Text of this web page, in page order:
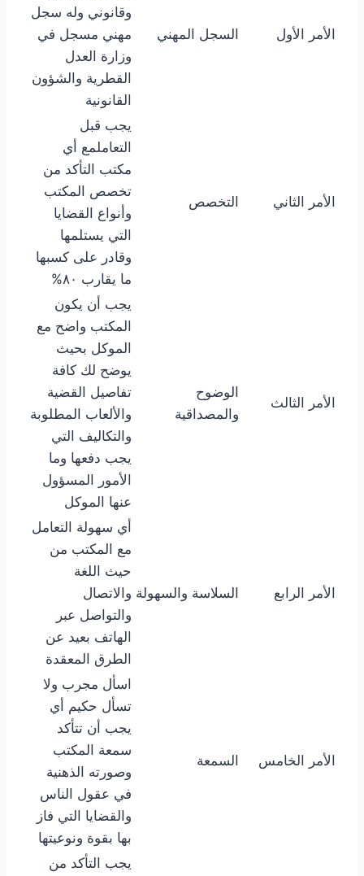
الأمر الأول السجل المهني
وقانوني وله سجل
مهني مسجل في
وزارة العدل
القطرية والشؤون
القانونية
الأمر الثاني التخصص
يجب قبل
التعاملمع أي
مكتب التأكد من
تخصص المكتب
وأنواع القضايا
التي يستلمها
وقادر على كسبها
ما يقارب ٨٠%
الأمر الثالث
الوضوح
والمصداقية
يجب أن يكون
المكتب واضح مع
الموكل بحيث
يوضح لك كافة
تفاصيل القضية
والألعاب المطلوبة
والتكاليف التي
يجب دفعها وما
الأمور المسؤول
عنها الموكل
الأمر الرابع السلاسة والسهولة
أي سهولة التعامل
مع المكتب من
حيث اللغة
والاتصال
والتواصل عبر
الهاتف بعيد عن
الطرق المعقدة
الأمر الخامس السمعة
اسأل مجرب ولا
تسأل حكيم أي
يجب أن تتأكد
سمعة المكتب
وصورته الذهنية
في عقول الناس
والقضايا التي فاز
بها بقوة ونوعيتها
يجب التأكد من